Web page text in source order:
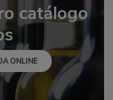
catálogo
ONLINE